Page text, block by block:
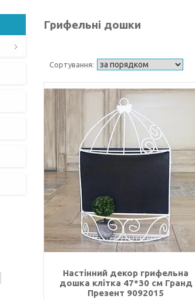
Грифельні дошки
Настінний декор грифельна
дошка клітка 47*30 см Гранд
Презент 9092015